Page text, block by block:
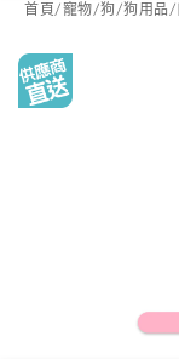
首頁/寵物/狗/狗用品/